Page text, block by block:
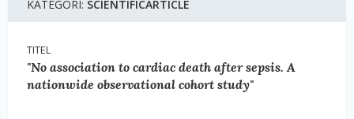
KATEGORI: SCIENTIFICARTICLE
TITEL
"No association to cardiac death after sepsis. A
nationwide observational cohort study"